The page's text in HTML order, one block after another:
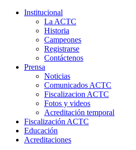
Institucional
La ACTC
Historia
Campeones
Registrarse
Contáctenos
Prensa
Noticias
Comunicados ACTC
Fiscalizacion ACTC
Fotos y videos
Acreditación temporal
Fiscalización ACTC
Educación
Acreditaciones